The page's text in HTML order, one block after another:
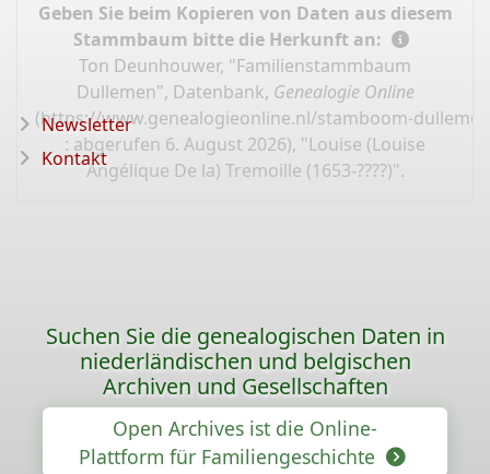
Geben Sie beim Kopieren von Daten aus diesem
Stammbaum bitte die Herkunft an:
Ton Deunhouwer, "Familienstammbaum
Dullemen", Datenbank, Genealogie Online
(https://www.genealogieonline.nl/stamboom-
: abgerufen 6. August 2026), "Louise (Louise
Angélique De la) Tremoille (1653-????)".
Newsletter
Kontakt
Suchen Sie die genealogischen Daten in
niederländischen und belgischen
Archiven und Gesellschaften
Open Archives ist die Online-
Plattform für Familiengeschichte